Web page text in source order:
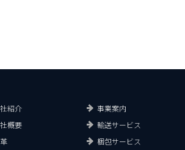
紹介
概要
事業案内
輸送サービス
梱包サービス